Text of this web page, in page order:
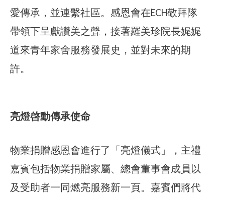
愛傳承，並連繫社區。感恩會在ECH敬拜隊
帶領下呈獻讚美之聲，接著羅美珍院長娓娓
道來青年家舍服務發展史，並對未來的期
許。
亮燈啓動傳承使命
物業捐贈感恩會進行了「亮燈儀式」，主禮
嘉賓包括物業捐贈家屬、總會董事會成員以
及受助者一同燃亮服務新一頁。嘉賓們將代